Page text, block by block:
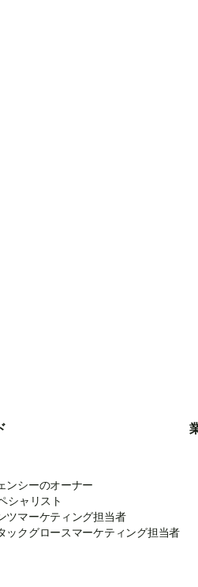
ンシーのオーナー
シャリスト
ツマーケティング担当者
ックグロースマーケティング担当者